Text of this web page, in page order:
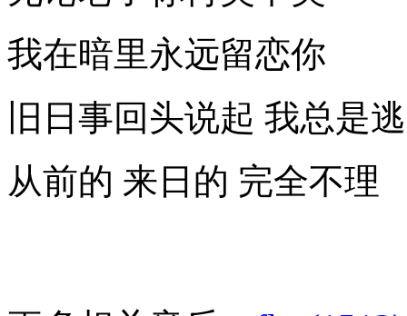
我在暗里永远留恋你
旧日事回头说起 我总是
从前的 来日的 完全不理